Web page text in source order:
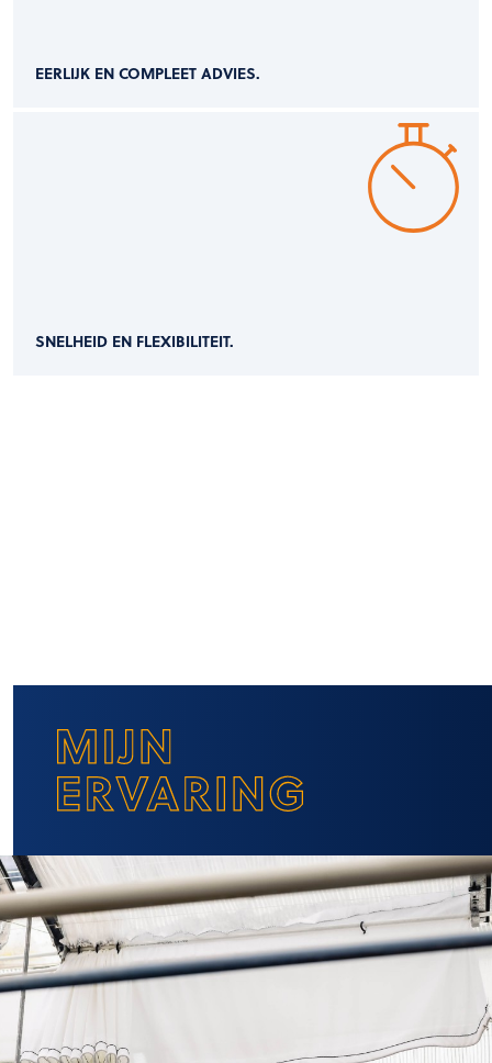
EERLIJK EN COMPLEET ADVIES.
SNELHEID EN FLEXIBILITEIT.